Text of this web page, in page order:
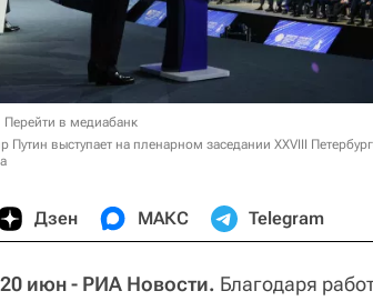
Перейти в медиабанк
выступает на пленарном заседании XXVIII
Дзен МАКС Telegram
июн - РИА Новости. Благодаря